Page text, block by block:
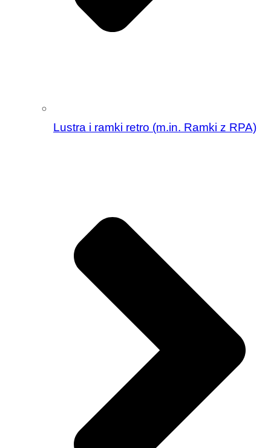
Lustra i ramki retro (m.in. Ramki z RPA)